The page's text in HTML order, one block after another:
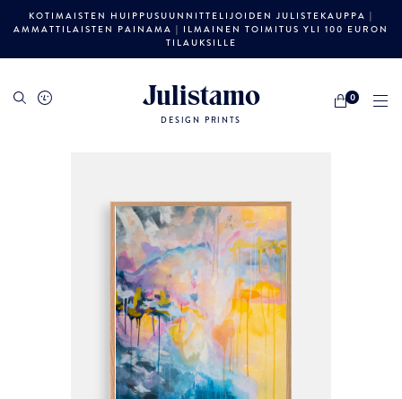
KOTIMAISTEN HUIPPUSUUNNITTELIJOIDEN JULISTEKAUPPA |
AMMATTILAISTEN PAINAMA | ILMAINEN TOIMITUS YLI 100 EURON
TILAUKSILLE
Julistamo
DESIGN PRINTS
0